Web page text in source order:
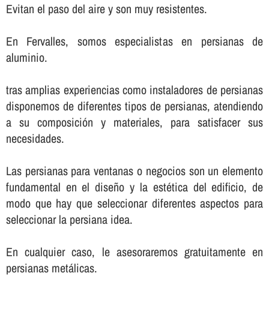
Evitan el paso del aire y son muy resistentes.
En Fervalles, somos especialistas en persianas de
aluminio.
tras amplias experiencias como instaladores de persianas
disponemos de diferentes tipos de persianas, atendiendo
a su composición y materiales, para satisfacer sus
necesidades.
Las persianas para ventanas o negocios son un elemento
fundamental en el diseño y la estética del edificio, de
modo que hay que seleccionar diferentes aspectos para
seleccionar la persiana idea.
En cualquier caso, le asesoraremos gratuitamente en
persianas metálicas.